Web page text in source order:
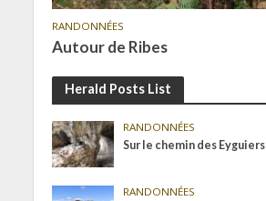
RANDONNÉES
Autour de Ribes
Herald Posts List
RANDONNÉES
Sur le chemin des Eyguiers
RANDONNÉES